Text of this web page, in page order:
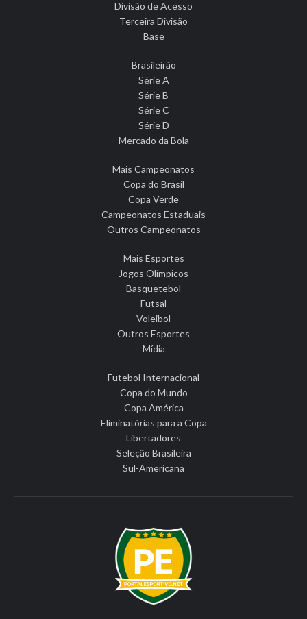
Divisão de Acesso
Terceira Divisão
Base
Brasileirão
Série A
Série B
Série C
Série D
Mercado da Bola
Mais Campeonatos
Copa do Brasil
Copa Verde
Campeonatos Estaduais
Outros Campeonatos
Mais Esportes
Jogos Olímpicos
Basquetebol
Futsal
Voleibol
Outros Esportes
Mídia
Futebol Internacional
Copa do Mundo
Copa América
Eliminatórias para a Copa
Libertadores
Seleção Brasileira
Sul-Americana